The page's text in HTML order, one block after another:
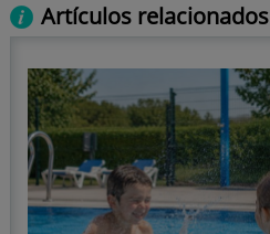
Artículos relacionados